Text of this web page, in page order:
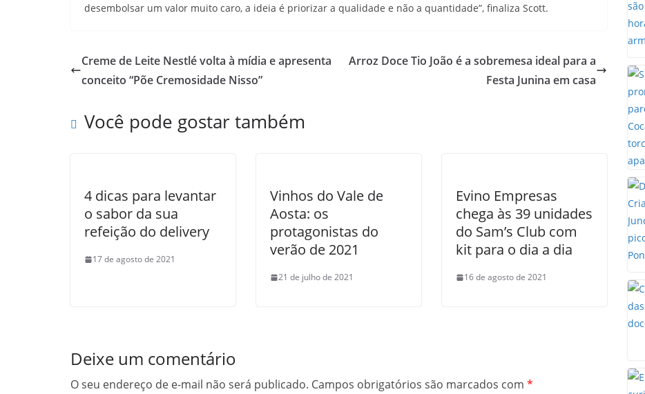
desembolsar um valor muito caro, a ideia é priorizar a qualidade e não a quantidade”, finaliza Scott.
Creme de Leite Nestlé volta à mídia e apresenta
conceito “Põe Cremosidade Nisso”
Arroz Doce Tio João é a sobremesa ideal para a
Festa Junina em casa
Você pode gostar também
4 dicas para levantar
o sabor da sua
refeição do delivery
17 de agosto de 2021
Vinhos do Vale de
Aosta: os
protagonistas do
verão de 2021
21 de julho de 2021
Evino Empresas
chega às 39 unidades
do Sam’s Club com
kit para o dia a dia
16 de agosto de 2021
Deixe um comentário
O seu endereço de e-mail não será publicado. Campos obrigatórios são marcados com *